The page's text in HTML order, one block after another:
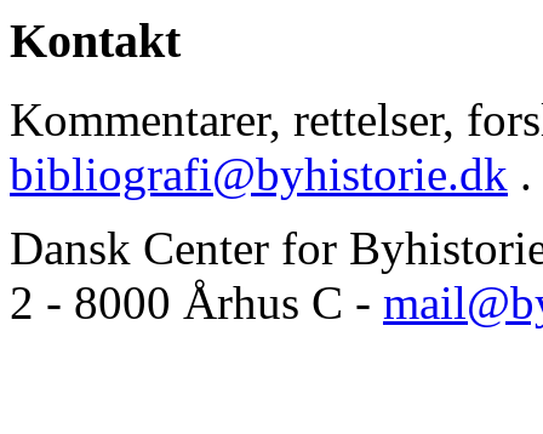
Kontakt
Kommentarer, rettelser,
bibliografi@byhistorie.dk .
Dansk Center for
2 - 8000 Århus C -